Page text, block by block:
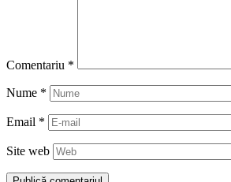
Comentariu *
Nume *
Email *
Site web